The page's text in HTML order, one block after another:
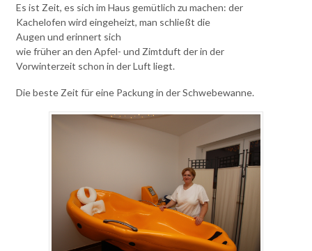
Es ist Zeit, es sich im Haus gemütlich zu machen: der
Kachelofen wird eingeheizt, man schließt die
Augen und erinnert sich
wie früher an den Apfel- und Zimtduft der in der
Vorwinterzeit schon in der Luft liegt.
Die beste Zeit für eine Packung in der Schwebewanne.